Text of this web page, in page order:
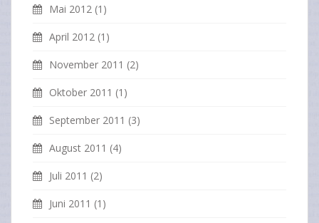
Mai 2012 (1)
April 2012 (1)
November 2011 (2)
Oktober 2011 (1)
September 2011 (3)
August 2011 (4)
Juli 2011 (2)
Juni 2011 (1)